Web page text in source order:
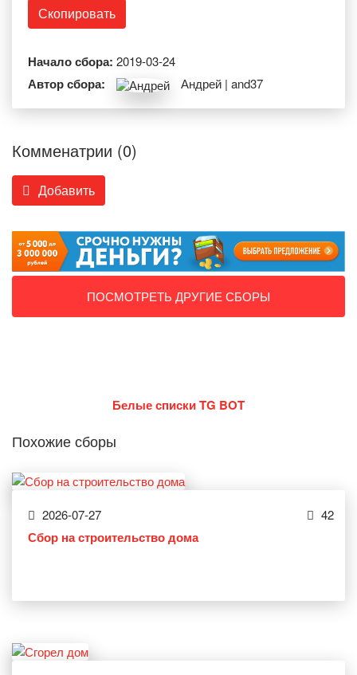
Скопировать
Начало сбора: 2019-03-24
Автор сбора: Андрей | and37
Комменатрии (0)
Добавить
ПОСМОТРЕТЬ ДРУГИЕ СБОРЫ
Белые списки TG BOT
Похожие сборы
2026-07-27 42
Сбор на строительство дома